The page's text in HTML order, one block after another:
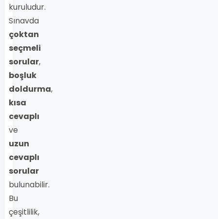
kuruludur.
Sınavda
çoktan
seçmeli
sorular,
boşluk
doldurma,
kısa
cevaplı
ve
uzun
cevaplı
sorular
bulunabilir.
Bu
çeşitlilik,